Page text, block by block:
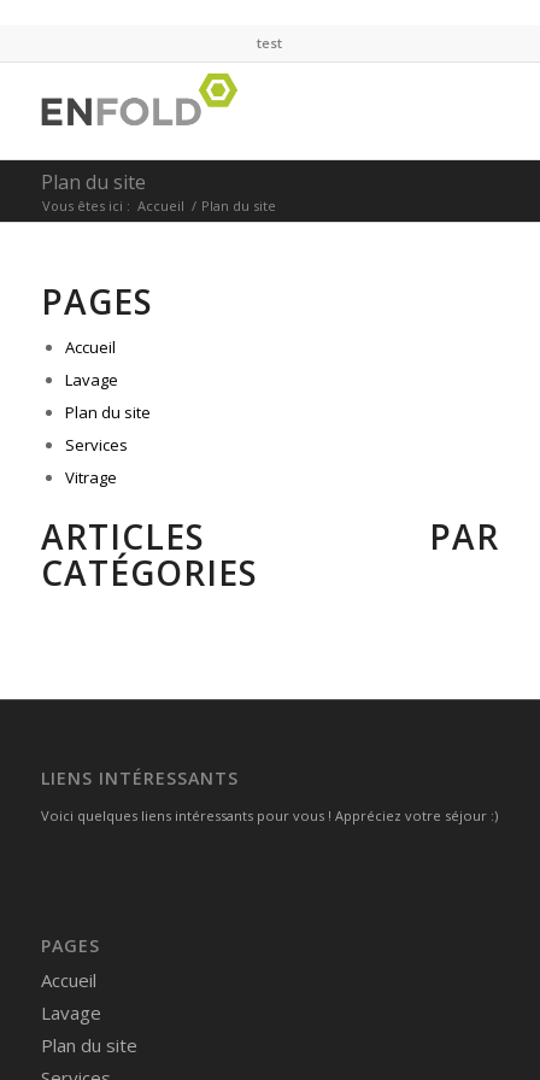
test
Plan du site
Vous êtes ici : Accueil / Plan du site
PAGES
Accueil
Lavage
Plan du site
Services
Vitrage
ARTICLES PAR
CATÉGORIES
LIENS INTÉRESSANTS
Voici quelques liens intéressants pour vous ! Appréciez votre séjour :)
PAGES
Accueil
Lavage
Plan du site